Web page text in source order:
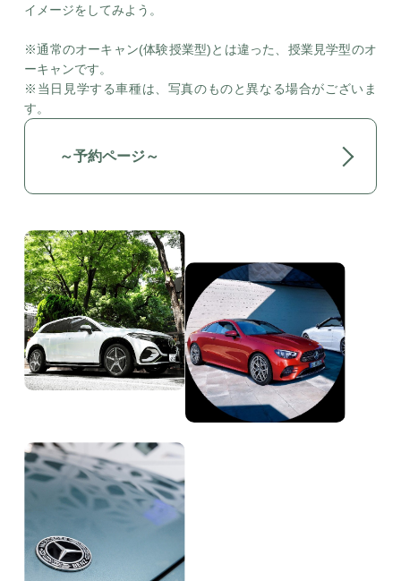
イメージをしてみよう。
※通常のオーキャン(体験授業型)とは違った、授業見学型のオ
ーキャンです。
※当日見学する車種は、写真のものと異なる場合がございま
す。
～予約ページ～